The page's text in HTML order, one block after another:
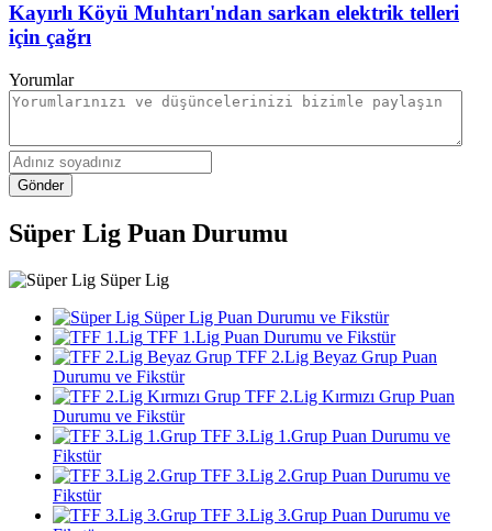
Kayırlı Köyü Muhtarı'ndan sarkan elektrik telleri
için çağrı
Yorumlar
Gönder
Süper Lig Puan Durumu
Süper Lig
Süper Lig Puan Durumu ve Fikstür
TFF 1.Lig Puan Durumu ve Fikstür
TFF 2.Lig Beyaz Grup Puan
Durumu ve Fikstür
TFF 2.Lig Kırmızı Grup Puan
Durumu ve Fikstür
TFF 3.Lig 1.Grup Puan Durumu ve
Fikstür
TFF 3.Lig 2.Grup Puan Durumu ve
Fikstür
TFF 3.Lig 3.Grup Puan Durumu ve